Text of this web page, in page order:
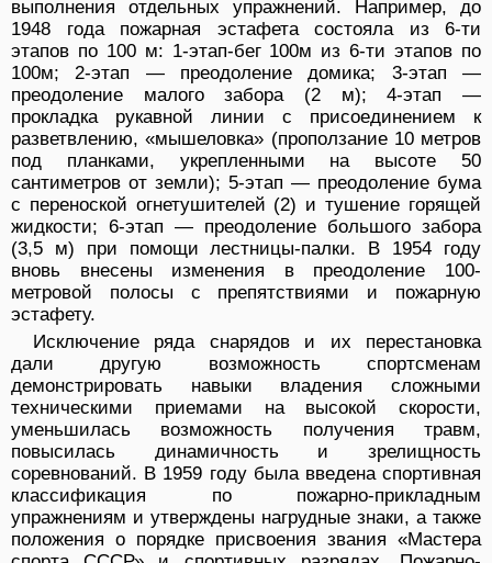
выполнения отдельных упражнений. Например, до
1948 года пожарная эстафета состояла из 6-ти
этапов по 100 м: 1-этап-бег 100м из 6-ти этапов по
100м; 2-этап — преодоление домика; 3-этап —
преодоление малого забора (2 м); 4-этап —
прокладка рукавной линии с присоединением к
разветвлению, «мышеловка» (проползание 10 метров
под планками, укрепленными на высоте 50
сантиметров от земли); 5-этап — преодоление бума
с переноской огнетушителей (2) и тушение горящей
жидкости; 6-этап — преодоление большого забора
(3,5 м) при помощи лестницы-палки. В 1954 году
вновь внесены изменения в преодоление 100-
метровой полосы с препятствиями и пожарную
эстафету.
Исключение ряда снарядов и их перестановка
дали другую возможность спортсменам
демонстрировать навыки владения сложными
техническими приемами на высокой скорости,
уменьшилась возможность получения травм,
повысилась динамичность и зрелищность
соревнований. В 1959 году была введена спортивная
классификация по пожарно-прикладным
упражнениям и утверждены нагрудные знаки, а также
положения о порядке присвоения звания «Мастера